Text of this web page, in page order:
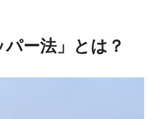
ー法」とは？